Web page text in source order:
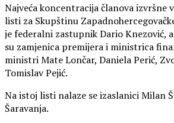
Najveća koncentracija članova izvršne
listi za Skupštinu
je federalni zastupnik Dario Knezović,
su zamjenica premijera i ministrica
ministri Mate Lončar, Daniela Perić,
Tomislav Pejić.
Na istoj listi nalaze se izaslanici Milan
Šaravanja.